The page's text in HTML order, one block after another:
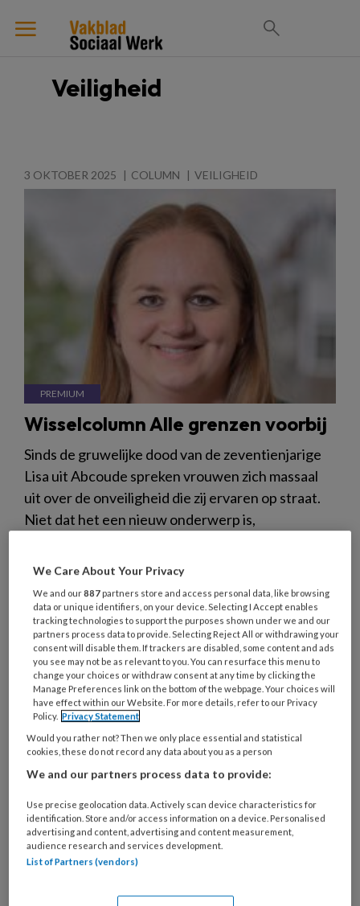
Veiligheid
3 OKTOBER 2025 COLUMN VEILIGHEID
Wisselcolumn Alle grenzen voorbij
Sinds de gruwelijke dood van de zeventienjarige
Lisa uit Abcoude spreken vrouwen zich massaal
uit over de onveiligheid die zij ervaren op straat.
Niet dat het een nieuw onderwerp is,
de ruimte en hebben de moed om erover te
3 OKTOBER 2025 UITGELICHT VEILIGHEID
We Care About Your Privacy
We and our887 partners store and access personal data, like browsing
data or unique identifiers, on your device. Selecting I Accept enables
tracking technologies to support the purposes shown under we and our
partners process data to provide. Selecting Reject All or withdrawing your
consent will disable them. If trackers are disabled, some content and ads
you see may not be as relevant to you. You can resurface this menu to
change your choices or withdraw consent at any time by clicking the
Manage Preferences link on the bottom of the webpage. Your choices will
have effect within our Website. For more details, refer to our Privacy
Policy. Privacy Statement
Would you rather not? Then we only place essential and statistical
cookies, these do not record any data about you as a person
We and our partners process data to provide:
Use precise geolocation data. Actively scan device characteristics for
identification. Store and/or access information on a device. Personalised
advertising and content, advertising and content measurement,
audience research and services development.
List of Partners (vendors)